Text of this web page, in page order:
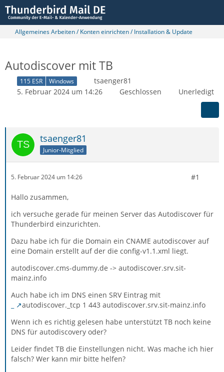
Allgemeines Arbeiten / Konten einrichten / Installation & Update
Autodiscover mit TB
115 ESR Windows
tsaenger81
5. Februar 2024 um 14:26
Geschlossen Unerledigt
tsaenger81
Junior-Mitglied
5. Februar 2024 um 14:26 #1
Hallo zusammen,
ich versuche gerade für meinen Server das Autodiscover für
Thunderbird einzurichten.
Dazu habe ich für die Domain ein CNAME autodiscover auf
eine Domain erstellt auf der die config-v1.1.xml liegt.
autodiscover.cms-dummy.de -> autodiscover.srv.sit-
mainz.info
Auch habe ich im DNS einen SRV Eintrag mit
autodiscover._tcp 1 443 autodiscover.srv.sit-mainz.info
Wenn ich es richtig gelesen habe unterstützt TB noch keine
DNS für autodiscovery oder?
Leider findet TB die Einstellungen nicht. Was mache ich hier
falsch? Wer kann mir bitte helfen?